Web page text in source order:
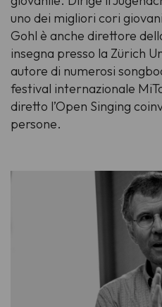
uno dei migliori cori
Gohl è anche direttore
insegna presso la Zürich
autore di numerosi
festival internazionale
diretto l’Open Singing
persone.